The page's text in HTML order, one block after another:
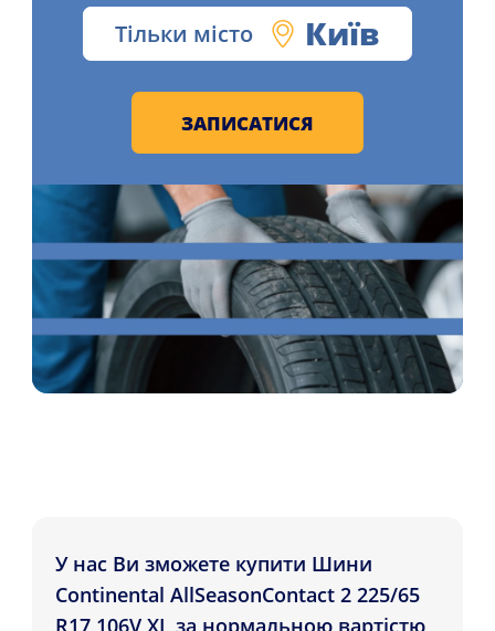
Тільки місто Київ
ЗАПИСАТИСЯ
У нас Ви зможете купити Шини
Continental AllSeasonContact 2 225/65
R17 106V XL за нормальною вартістю